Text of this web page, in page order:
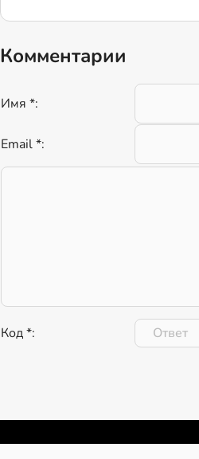
Комментарии
Имя *:
Email *:
Код *: